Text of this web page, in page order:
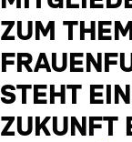
ZUM
TEHT
UKUNFT